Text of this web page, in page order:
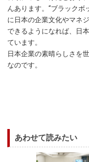
んあります。“ブラックボ
に日本の企業文化やマネ
できるようになれば、日
ています。
日本企業の素晴らしさを
なのです。
あわせて読みたい